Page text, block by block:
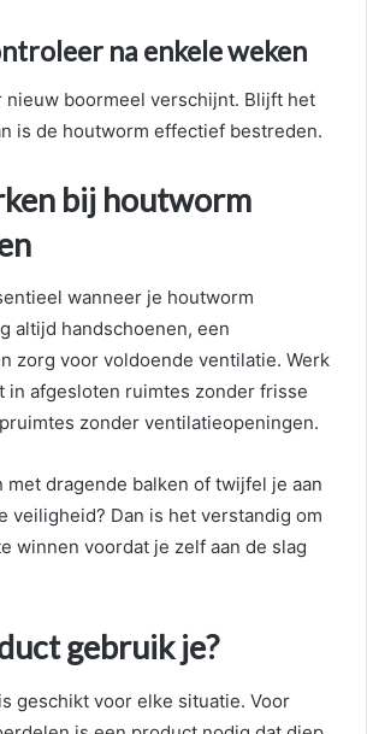
na enkele weken
nieuw boormeel verschijnt. Blijft het
is de houtworm effectief bestreden.
bij houtworm
wanneer je houtworm
altijd handschoenen, een
zorg voor voldoende ventilatie. Werk
in afgesloten ruimtes zonder frisse
zonder ventilatieopeningen.
met dragende balken of twijfel je aan
veiligheid? Dan is het verstandig om
winnen voordat je zelf aan de slag
gebruik je?
geschikt voor elke situatie. Voor